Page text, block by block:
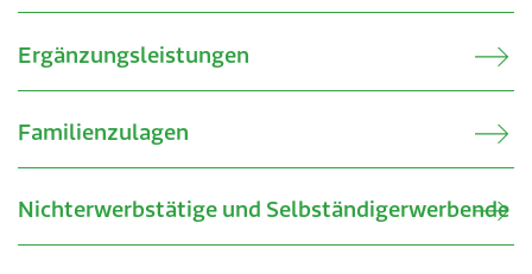
Ergänzungsleistungen
Familienzulagen
Nichterwerbstätige und Selbständigerwerbende